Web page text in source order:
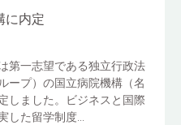
に内定
第一志望である独立行政法
ープ）の国立病院機構（名
しました。ビジネスと国際
した留学制度...